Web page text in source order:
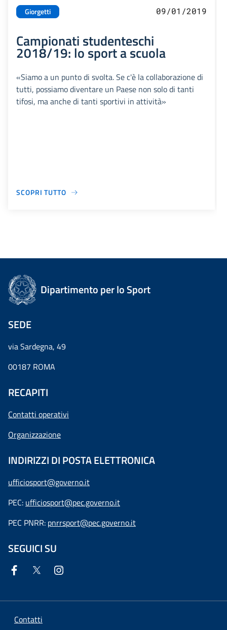
Giorgetti 09/01/2019
Campionati studenteschi
2018/19: lo sport a scuola
«Siamo a un punto di svolta. Se c'è la collaborazione di
tutti, possiamo diventare un Paese non solo di tanti
tifosi, ma anche di tanti sportivi in attività»
SCOPRI TUTTO
Dipartimento per lo Sport
SEDE
via Sardegna, 49
00187 ROMA
RECAPITI
Contatti operativi
Organizzazione
INDIRIZZI DI POSTA ELETTRONICA
ufficiosport@governo.it
PEC: ufficiosport@pec.governo.it
PEC PNRR: pnrrsport@pec.governo.it
SEGUICI SU
Contatti